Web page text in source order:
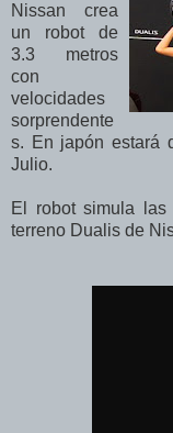
Nissan crea
un robot de
3.3 metros
con
velocidades
sorprendente
s. En japón estará
Julio.
El robot simula las
terreno Dualis de